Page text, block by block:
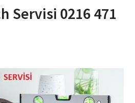
Servisi 0216 471